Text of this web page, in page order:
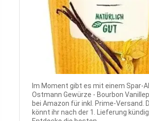
Im Moment gibt es mit einem Spar-
Ostmann Gewürze - Bourbon
bei Amazon für inkl. Prime-Versand.
könnt ihr nach der 1. Lieferung